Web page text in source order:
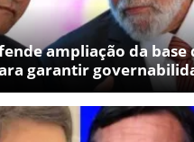
ampliação da base
garantir